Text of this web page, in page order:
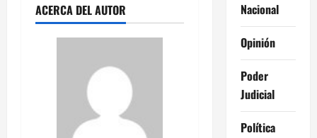
ACERCA DEL AUTOR
Nacional
Opinión
Poder
Judicial
Política